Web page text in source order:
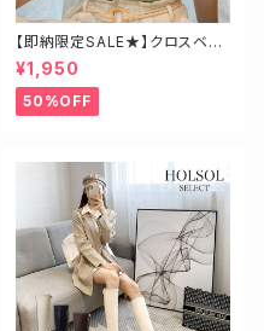
【即納限定SALE★】クロスベア
トップス
¥1,950
50%OFF